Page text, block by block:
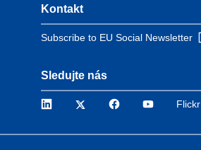
Kontakt
Subscribe to EU Social Newsletter
Sledujte nás
LinkedIn Twitter FacebookYouTube
Flickr